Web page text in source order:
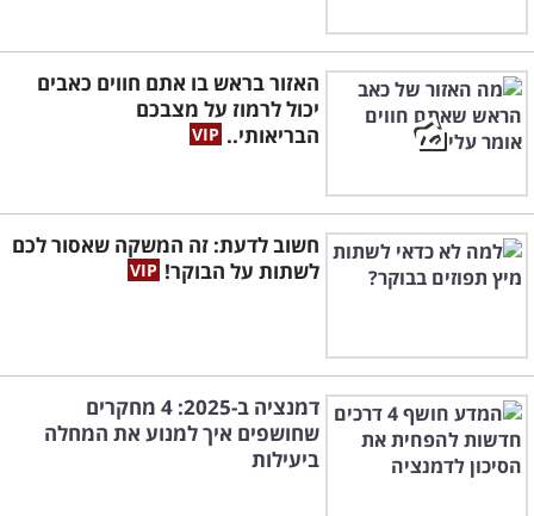
האזור בראש בו אתם חווים כאבים
יכול לרמוז על מצבכם
הבריאותי..
חשוב לדעת: זה המשקה שאסור לכם
לשתות על הבוקר!
דמנציה ב-2025: 4 מחקרים
שחושפים איך למנוע את המחלה
ביעילות